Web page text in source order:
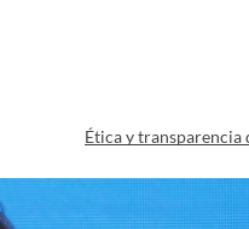
Ética y transparencia